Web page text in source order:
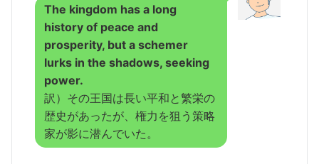
The kingdom has a long
history of peace and
prosperity, but a schemer
lurks in the shadows, seeking
power.
訳）その王国は長い平和と繁栄の
歴史があったが、権力を狙う策略
家が影に潜んでいた。